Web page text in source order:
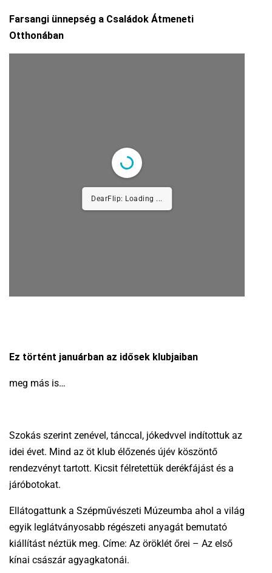
Farsangi ünnepség a Családok Átmeneti
Otthonában
DearFlip: Loading PDF
100% ...
Ez történt januárban az idősek klubjaiban
meg más is…
Szokás szerint zenével, tánccal, jókedvvel indítottuk az
idei évet. Mind az öt klub élőzenés újév köszöntő
rendezvényt tartott. Kicsit félretettük derékfájást és a
járóbotokat.
Ellátogattunk a Szépművészeti Múzeumba ahol a világ
egyik leglátványosabb régészeti anyagát bemutató
kiállítást néztük meg. Címe: Az öröklét őrei – Az első
kínai császár agyagkatonái.